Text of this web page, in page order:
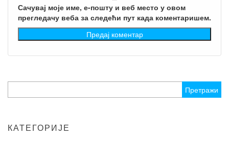
Сачувај моје име, е-пошту и веб место у овом
прегледачу веба за следећи пут када коментаришем.
за:
КАТЕГОРИЈЕ